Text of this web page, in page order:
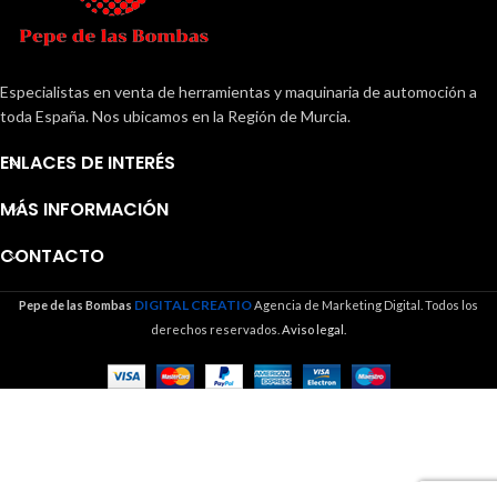
Especialistas en venta de herramientas y maquinaria de automoción a
toda España. Nos ubicamos en la Región de Murcia.
ENLACES DE INTERÉS
MÁS INFORMACIÓN
CONTACTO
Pepe de las Bombas DIGITAL CREATIOAgencia de Marketing Digital. Todos los
derechos reservados. Aviso legal.